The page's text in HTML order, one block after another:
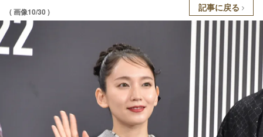
( 画像10/30 ) 記事に戻る